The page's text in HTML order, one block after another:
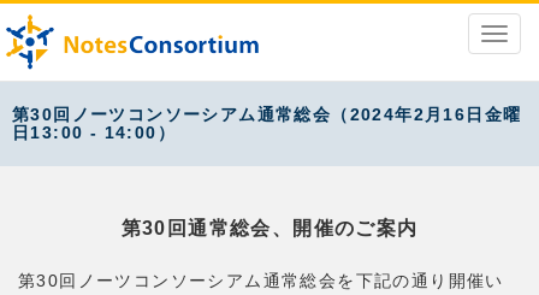
第30回ノーツコンソーシアム通常総会（2024年2月16日金曜
日13:00 - 14:00）
第30回通常総会、開催のご案内
第30回ノーツコンソーシアム通常総会を下記の通り開催い